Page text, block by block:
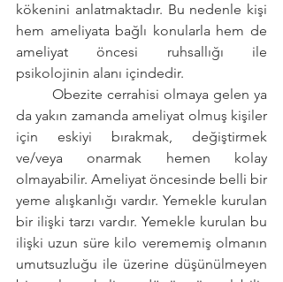
kökenini anlatmaktadır. Bu nedenle kişi
hem ameliyata bağlı konularla hem de
ameliyat öncesi ruhsallığı ile
psikolojinin alanı içindedir.
da yakın zamanda ameliyat olmuş kişiler
için eskiyi bırakmak, değiştirmek
ve/veya onarmak hemen kolay
olmayabilir. Ameliyat öncesinde belli bir
yeme alışkanlığı vardır. Yemekle kurulan
bir ilişki tarzı vardır. Yemekle kurulan bu
ilişki uzun süre kilo verememiş olmanın
umutsuzluğu ile üzerine düşünülmeyen